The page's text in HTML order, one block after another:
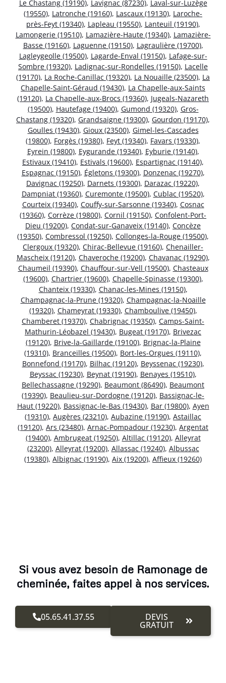
Le Chastang (19190), Lavignac (87230), Laval-sur-Luzège
(19550), Latronche (19160), Lascaux (19130), Laroche-
près-Feyt (19340), Lapleau (19550), Lanteuil (19190),
Lamongerie (19510), Lamazière-Haute (19340), Lamazière-
Basse (19160), Laguenne (19150), Lagraulière (19700),
Lagleygeolle (19500), Lagarde-Enval (19150), Lafage-sur-
Sombre (19320), Ladignac-sur-Rondelles (19150), Lacelle
(19170), La Roche-Canillac (19320), La Nouaille (23500), La
Chapelle-Saint-Géraud (19430), La Chapelle-aux-Saints
(19120), La Chapelle-aux-Brocs (19360), Jugeals-Nazareth
(19500), Hautefage (19400), Gumond (19320), Gros-
Chastang (19320), Grandsaigne (19300), Gourdon (19170),
Goulles (19430), Gioux (23500), Gimel-les-Cascades
(19800), Forgès (19380), Feyt (19340), Favars (19330),
Eyrein (19800), Eygurande (19340), Eyburie (19140),
Estivaux (19410), Estivals (19600), Espartignac (19140),
Espagnac (19150), Égletons (19300), Donzenac (19270),
Davignac (19250), Darnets (19300), Darazac (19220),
Dampniat (19360), Curemonte (19500), Cublac (19520),
Courteix (19340), Couffy-sur-Sarsonne (19340), Cosnac
(19360), Corrèze (19800), Cornil (19150), Confolent-Port-
Dieu (19200), Condat-sur-Ganaveix (19140), Concèze
(19350), Combressol (19250), Collonges-la-Rouge (19500),
Clergoux (19320), Chirac-Bellevue (19160), Chenailler-
Mascheix (19120), Chaveroche (19200), Chavanac (19290),
Chaumeil (19390), Chauffour-sur-Vell (19500), Chasteaux
(19600), Chartrier (19600), Chapelle-Spinasse (19300),
Chanteix (19330), Chanac-les-Mines (19150),
Champagnac-la-Prune (19320), Champagnac-la-Noaille
(19320), Chameyrat (19330), Chamboulive (19450),
Chamberet (19370), Chabrignac (19350), Camps-Saint-
Mathurin-Léobazel (19430), Bugeat (19170), Brivezac
(19120), Brive-la-Gaillarde (19100), Brignac-la-Plaine
(19310), Branceilles (19500), Bort-les-Orgues (19110),
Bonnefond (19170), Bilhac (19120), Beyssenac (19230),
Beyssac (19230), Beynat (19190), Benayes (19510),
Bellechassagne (19290), Beaumont (86490), Beaumont
(19390), Beaulieu-sur-Dordogne (19120), Bassignac-le-
Haut (19220), Bassignac-le-Bas (19430), Bar (19800), Ayen
(19310), Augères (23210), Aubazine (19190), Astaillac
(19120), Ars (23480), Arnac-Pompadour (19230), Argentat
(19400), Ambrugeat (19250), Altillac (19120), Alleyrat
(23200), Alleyrat (19200), Allassac (19240), Albussac
(19380), Albignac (19190), Aix (19200), Affieux (19260)
Si vous avez besoin de Ramonage de
cheminée, faites appel à nos services.
05.65.41.37.55 DEVIS
GRATUIT